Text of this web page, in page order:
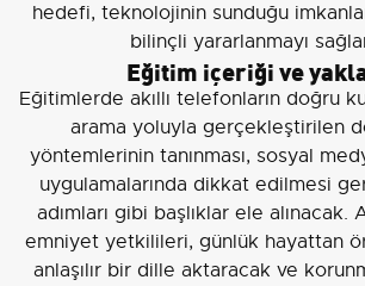
hedefi, teknolojinin sunduğu
bilinçli yararlanmayı
Eğitim içeriği ve
Eğitimlerde akıllı telefonların doğru
arama yoluyla gerçekleştirilen
yöntemlerinin tanınması, sosyal
uygulamalarında dikkat edilmesi
adımları gibi başlıklar ele alınacak.
emniyet yetkilileri, günlük hayattan
anlaşılır bir dille aktaracak ve